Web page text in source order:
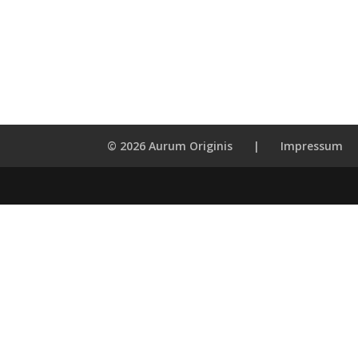
© 2026 Aurum Originis | Impressum